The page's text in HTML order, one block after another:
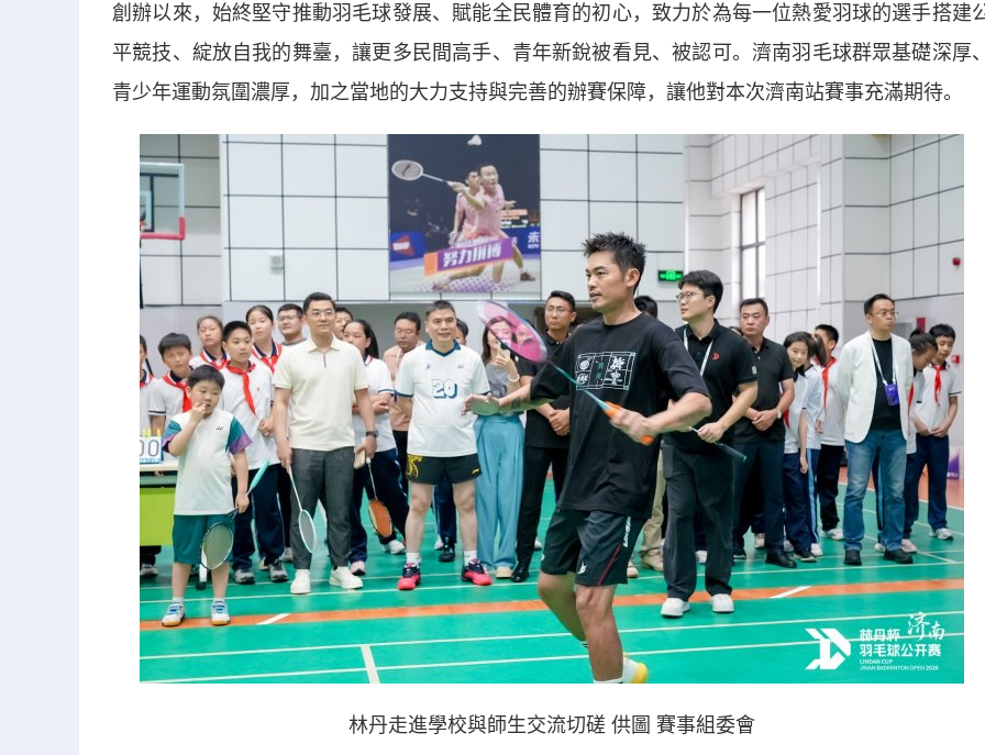
創辦以來，始終堅守推動羽毛球發展、賦能全民體育的初心，致力於為每一位熱愛羽球的選手搭建
平競技、綻放自我的舞臺，讓更多民間高手、青年新銳被看見、被認可。濟南羽毛球群眾基礎深厚
青少年運動氛圍濃厚，加之當地的大力支持與完善的辦賽保障，讓他對本次濟南站賽事充滿期待。
林丹走進學校與師生交流切磋 供圖 賽事組委會